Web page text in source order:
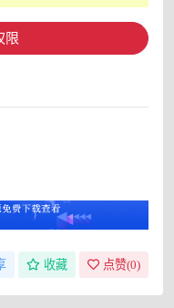
限
收藏 点赞(0)